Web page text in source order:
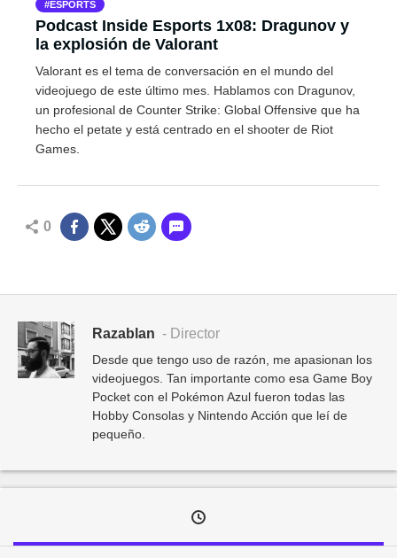
ESPORTS
Podcast Inside Esports 1x08: Dragunov y
la explosión de Valorant
Valorant es el tema de conversación en el mundo del
videojuego de este último mes. Hablamos con Dragunov,
un profesional de Counter Strike: Global Offensive que ha
hecho el petate y está centrado en el shooter de Riot
Games.
0
Razablan - Director
Desde que tengo uso de razón, me apasionan los
videojuegos. Tan importante como esa Game Boy
Pocket con el Pokémon Azul fueron todas las
Hobby Consolas y Nintendo Acción que leí de
pequeño.